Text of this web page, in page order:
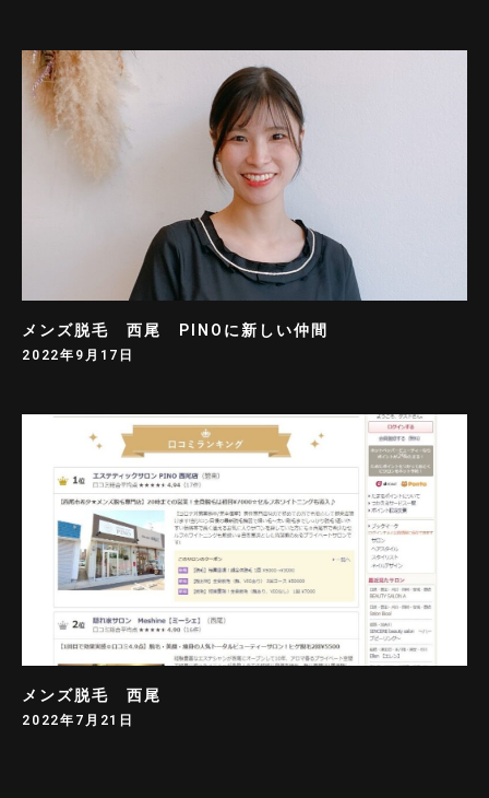
メンズ脱毛 西尾 PINOに新しい仲間
2022年9月17日
メンズ脱毛 西尾
2022年7月21日